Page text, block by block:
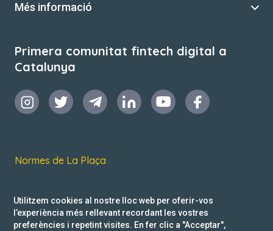
Més informació
Primera comunitat fintech digital a
Catalunya
Normes de La Plaça
Política de privacitat
Utilitzem cookies al nostre lloc web per oferir-vos
l’experiència més rellevant recordant les vostres
preferències i repetint visites. En fer clic a "Acceptar",